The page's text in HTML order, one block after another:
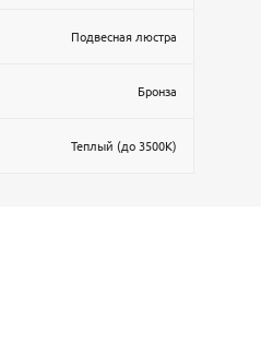
Подвесная люстра
Бронза
Теплый (до 3500К)